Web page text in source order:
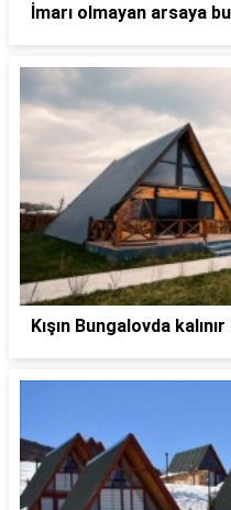
İmarı olmayan arsaya
Kışın Bungalovda kalınır